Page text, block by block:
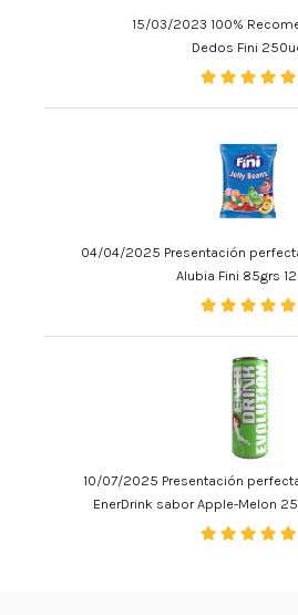
15/03/2023 100%
Dedos Fini
04/04/2025 Presentación
Alubia Fini 85grs
10/07/2025 Presentación
EnerDrink sabor Apple-Melon